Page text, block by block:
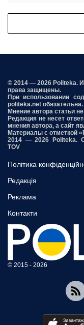
© 2014 — 2026 Politeka.
права защищены.
При использовании
politeka.net обязательна.
Мнение автора статьи
Редакция не несет
мнения автора, а сайт
Материалы с отметкой
2014 — 2026 Politeka.
TOV
Політика
Редакція
Реклама
Контакти
© 2015 - 2026